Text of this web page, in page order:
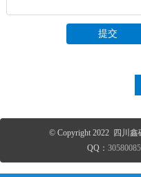
© Copyright 2022 四川
QQ：